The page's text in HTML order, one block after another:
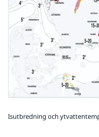
Isutbredning och